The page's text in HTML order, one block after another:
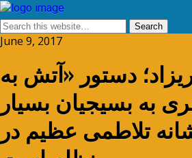
June 9, 2017
دستور «آتش به
به بسیجیان بسیار
تلاطمی عظیم در